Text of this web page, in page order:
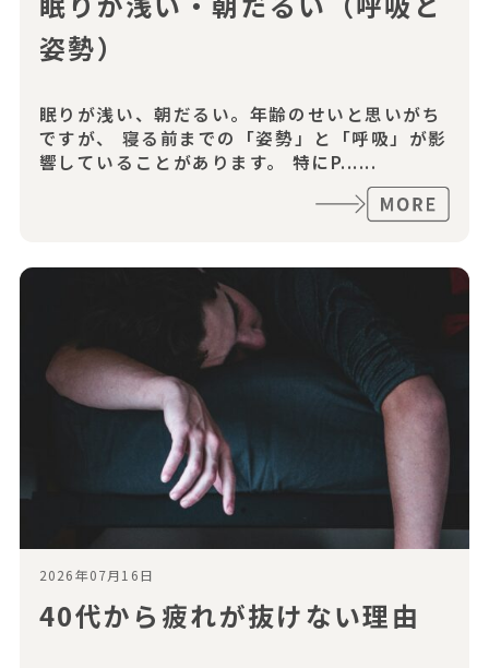
姿勢）
眠りが浅い、朝だるい。年齢のせいと思いがち
ですが、 寝る前までの「姿勢」と「呼吸」が影
響していることがあります。 特にP......
2026年07月16日
40代から疲れが抜けない理由